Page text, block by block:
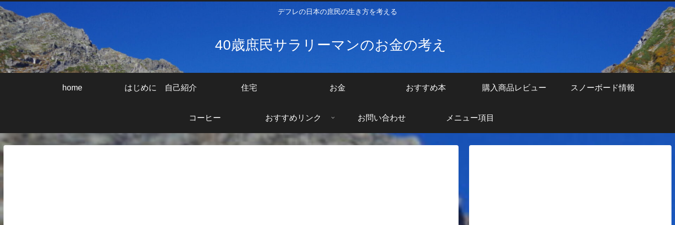
デフレの日本の庶民の生き方を考える
40歳庶民サラリーマンのお金の考え
home はじめに 自己紹介 住宅 お金 おすすめ本 購入商品レビュー スノーボード情報
コーヒー おすすめリンク お問い合わせ メニュー項目